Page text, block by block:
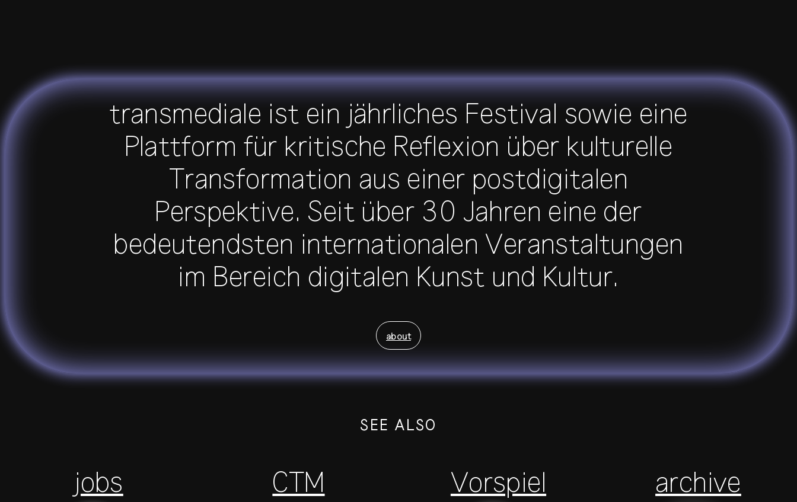
transmediale ist ein jährliches Festival sowie eine
Plattform für kritische Reflexion über kulturelle
Transformation aus einer postdigitalen
Perspektive. Seit über 30 Jahren eine der
bedeutendsten internationalen Veranstaltungen
im Bereich digitalen Kunst und Kultur.
about
SEE ALSO
jobs CTM Vorspiel archive